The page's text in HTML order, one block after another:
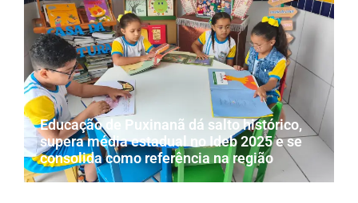
Educação de Puxinanã dá salto histórico,
supera média estadual no Ideb 2025 e se
consolida como referência na região